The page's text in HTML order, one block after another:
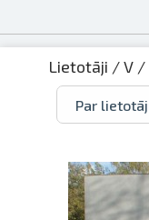
Lietotāji /V/
Par